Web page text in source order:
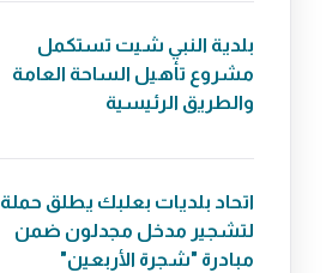
بلدية النبي شيت تستكمل
مشروع تأهيل الساحة العامة
والطريق الرئيسية
اتحاد بلديات بعلبك يطلق حملة
لتشجير مدخل مجدلون ضمن
مبادرة "شجرة الأربعين"